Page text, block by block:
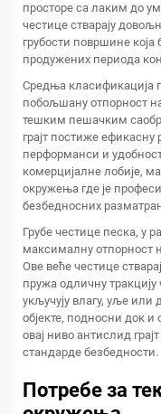
просторе са лаким до
честице стварају
грубости површине
продужених периода
Средња класификација
побољшану отпорност
тешким пешачким
грајт постиже
перформанси и
комерцијалне лобије,
окружења где је
безбедносних
Грубе честице песка, у
максималну отпорност
Ове веће честице
пружа одличну
укључују влагу, уље или
објекте, подносни док и
овај ниво антислид
стандарде безбедности.
Потребе за